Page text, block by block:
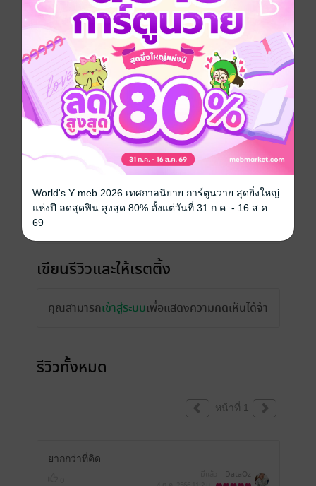
วันที่วางขาย 21 สิงหาคม 2565
ความยาว 230 หน้า
ราคาปก 250 บาท (ประหยัด 12%)
เรื่องที่คุณน่าจะสนใจ
เขียนรีวิวและให้เรตติ้ง
คุณสามารถเข้าสู่ระบบเพื่อแสดงความคิดเห็นได้จ้า
รีวิวทั้งหมด
หน้าที่ 1
ยากกว่าที่คิด
DataOz
World's Y meb 2026 เทศกาลนิยาย การ์ตูนวาย สุดยิ่งใหญ่
แห่งปี ลดสุดฟิน สูงสุด 80% ตั้งแต่วันที่ 31 ก.ค. - 16 ส.ค.
69